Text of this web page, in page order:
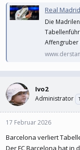
Real Madrid
Die
Affengruber
Ivo2
Administrator
17 Februar 2026
Barcelona verliert
Der FC Barcelona hat in